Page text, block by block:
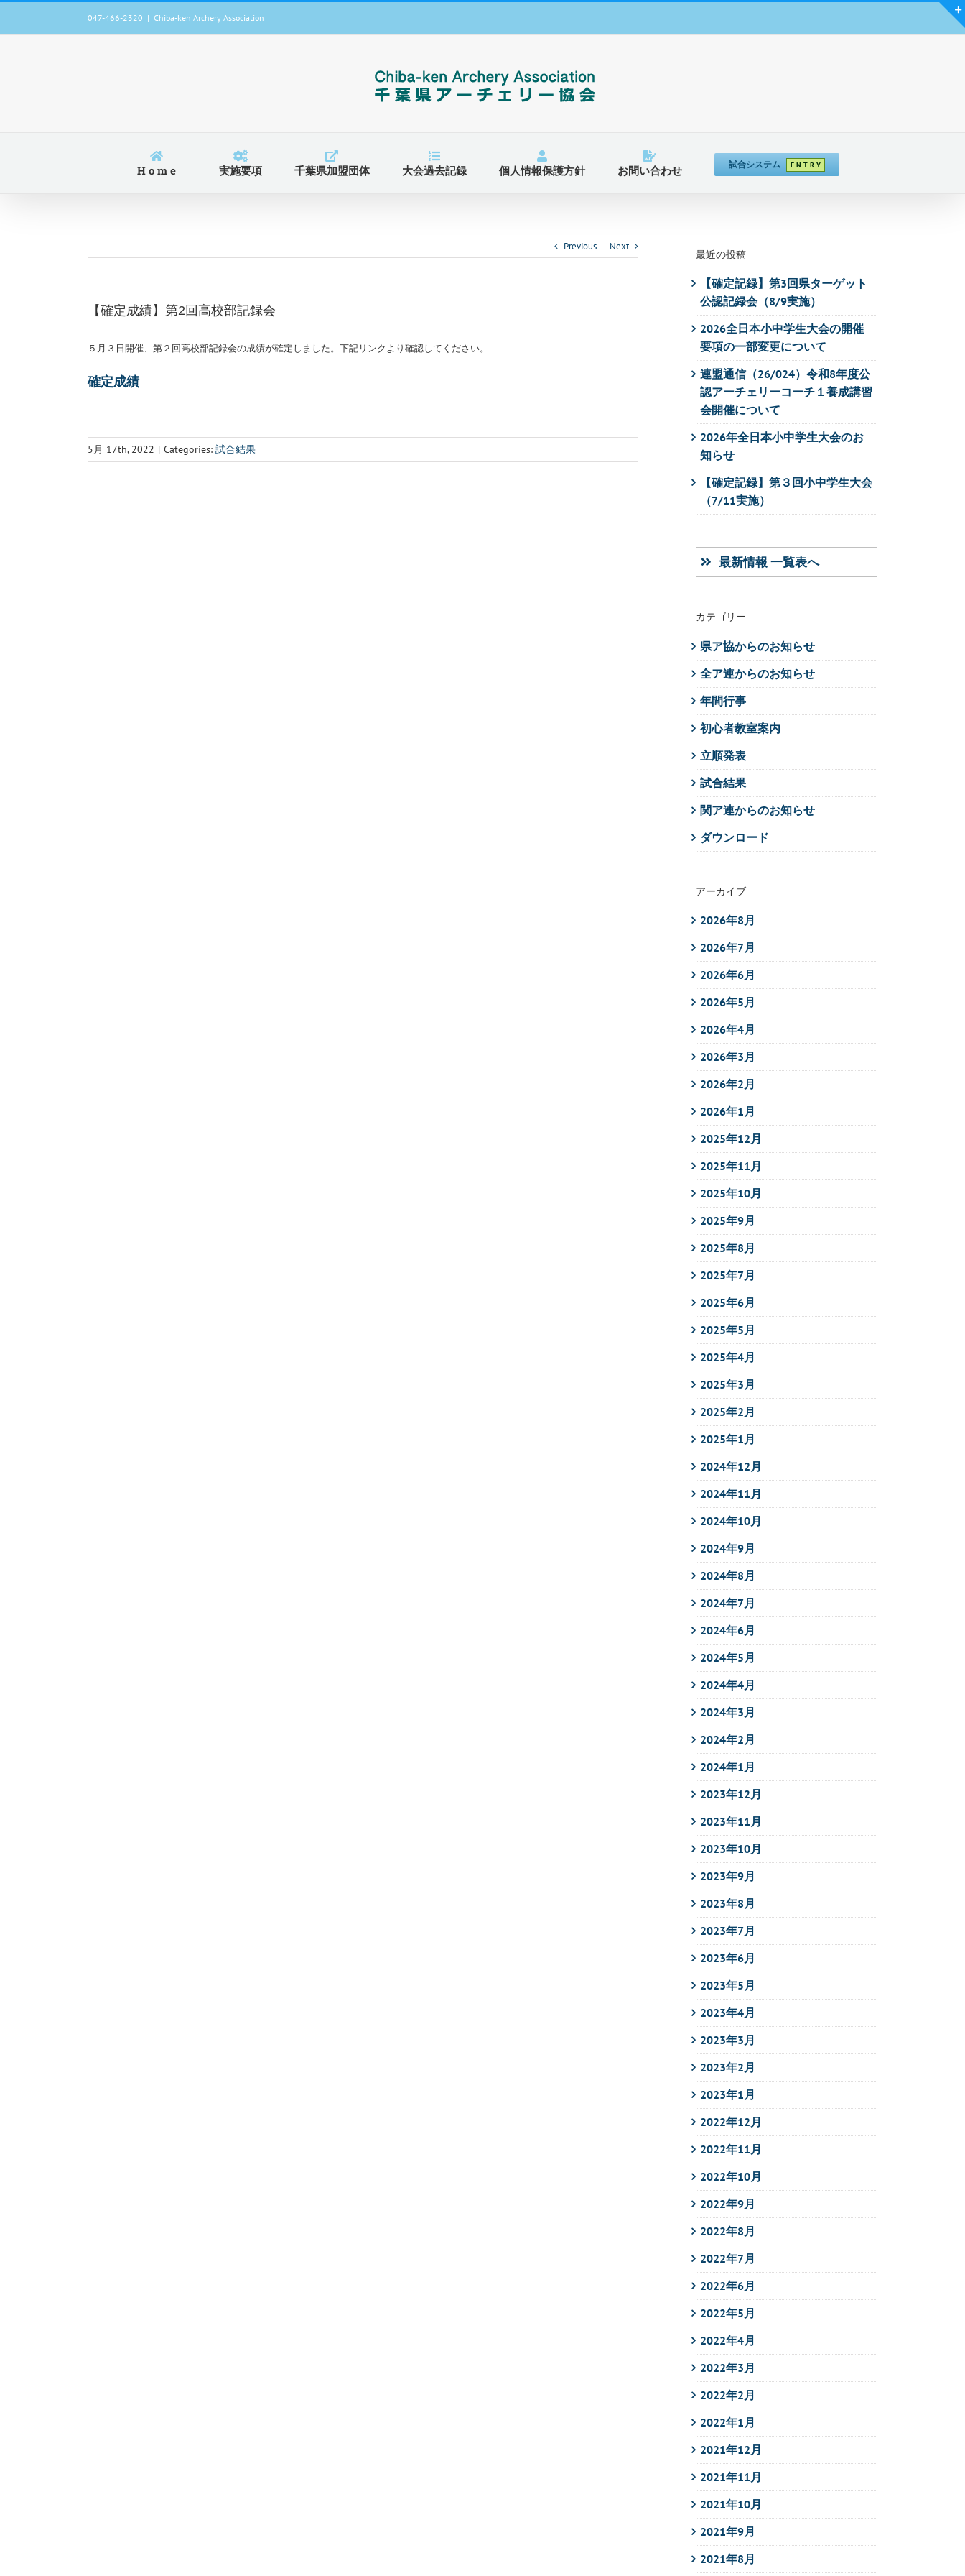
047-466-2320 | Chiba-ken Archery Association
H o m e 実施要項 千葉県加盟団体 大会過去記録 個人情報保護方針 お問い合わせ 試合システム E N T R Y
Previous Next
【確定成績】第2回高校部記録会
５月３日開催、第２回高校部記録会の成績が確定しました。下記リンクより確認してください。
確定成績
5月 17th, 2022 | Categories: 試合結果
最近の投稿
【確定記録】第3回県ターゲット
公認記録会（8/9実施）
2026全日本小中学生大会の開催
要項の一部変更について
連盟通信（26/024）令和8年度公
認アーチェリーコーチ１養成講習
会開催について
2026年全日本小中学生大会のお
知らせ
【確定記録】第３回小中学生大会
（7/11実施）
最新情報 一覧表へ
カテゴリー
県ア協からのお知らせ
全ア連からのお知らせ
年間行事
初心者教室案内
立順発表
試合結果
関ア連からのお知らせ
ダウンロード
アーカイブ
2026年8月
2026年7月
2026年6月
2026年5月
2026年4月
2026年3月
2026年2月
2026年1月
2025年12月
2025年11月
2025年10月
2025年9月
2025年8月
2025年7月
2025年6月
2025年5月
2025年4月
2025年3月
2025年2月
2025年1月
2024年12月
2024年11月
2024年10月
2024年9月
2024年8月
2024年7月
2024年6月
2024年5月
2024年4月
2024年3月
2024年2月
2024年1月
2023年12月
2023年11月
2023年10月
2023年9月
2023年8月
2023年7月
2023年6月
2023年5月
2023年4月
2023年3月
2023年2月
2023年1月
2022年12月
2022年11月
2022年10月
2022年9月
2022年8月
2022年7月
2022年6月
2022年5月
2022年4月
2022年3月
2022年2月
2022年1月
2021年12月
2021年11月
2021年10月
2021年9月
2021年8月